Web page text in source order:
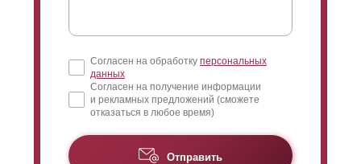
Согласен на обработку персональных
данных
Согласен на получение информации
и рекламных предложений (сможете
отказаться в любое время)
Отправить